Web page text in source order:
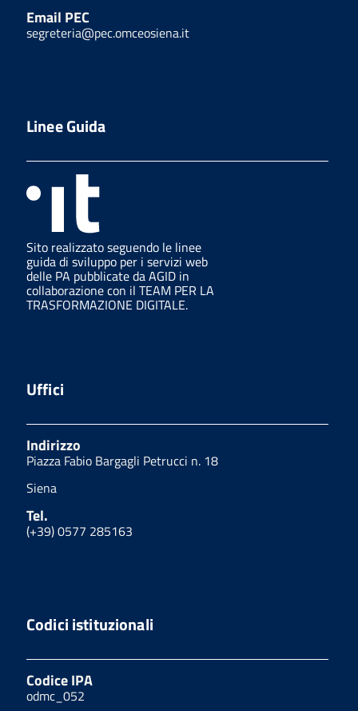
Email PEC
segreteria@pec.omceosiena.it
Linee Guida
Sito realizzato seguendo le linee
guida di sviluppo per i servizi web
delle PA pubblicate da AGID in
collaborazione con il TEAM PER LA
TRASFORMAZIONE DIGITALE.
Uffici
Indirizzo
Piazza Fabio Bargagli Petrucci n. 18
Siena
Tel.
(+39) 0577 285163
Codici istituzionali
Codice IPA
odmc_052